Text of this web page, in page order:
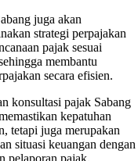
juga akan
strategi perpajakan
pajak sesuai
membantu
secara efisien.
konsultasi pajak Sabang
kepatuhan
tetapi juga merupakan
situasi keuangan dengan
pelaporan pajak.